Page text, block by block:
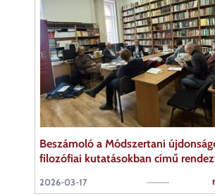
Beszámoló a Módszertani
filozófiai kutatásokban című
2026-03-17